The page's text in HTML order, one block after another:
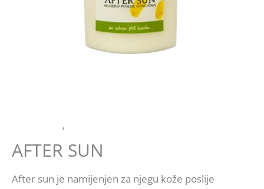
,
AFTER SUN
After sun je namijenjen za njegu kože poslije